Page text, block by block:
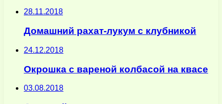
28.11.2018
Домашний рахат-лукум с клубникой
24.12.2018
Окрошка с вареной колбасой на квасе
03.08.2018